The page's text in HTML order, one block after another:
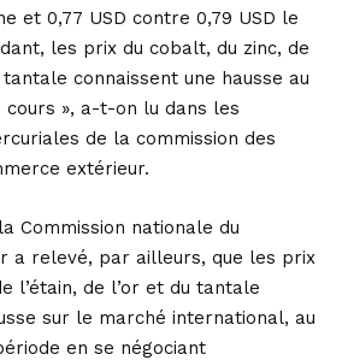
et 0,77 USD contre 0,79 USD le
les prix du cobalt, du zinc, de
tantale connaissent une hausse au
cours », a-t-on lu dans les
de la commission des
extérieur.
Commission nationale du
a relevé, par ailleurs, que les prix
l’étain, de l’or et du tantale
sur le marché international, au
en se négociant